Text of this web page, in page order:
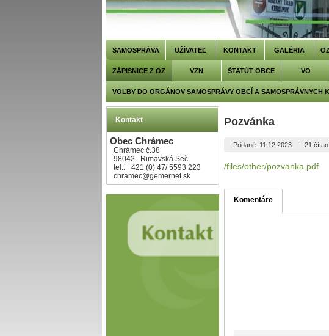
SAMOSPRÁVA UŽÍVATEĽ KONTAKT GALÉRIA
ZÁPISNICE Z OZ VZN ŠTATÚT OBCE VO
VOĽBY DO ORGÁNOV SAMOSPRÁVY OBCÍ A SAMOSPRÁVNYCH K
Kontakt
Obec Chrámec
Chrámec č.38
98042 Rimavská Seč
tel.: +421 (0) 47/ 5593 223
chramec@gemernet.sk
Pozvánka
Pridané: 11.12.2023 |21
/files/other/pozvanka.pdf
Komentáre